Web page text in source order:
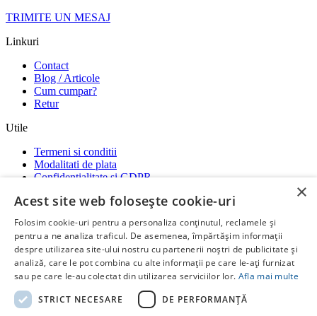
TRIMITE UN MESAJ
Linkuri
Contact
Blog / Articole
Cum cumpar?
Retur
Utile
Termeni si conditii
Modalitati de plata
Confidentialitate si GDPR
ANPC-SOL-SAL
Social media
Ne gasiti si pe platformele:
RatiotermShop Facebook Whatsap
byCreative Stuff
×
Acest site web folosește cookie-uri
Folosim cookie-uri pentru a personaliza conținutul, reclamele și
pentru a ne analiza traficul. De asemenea, împărtășim informații
despre utilizarea site-ului nostru cu partenerii noștri de publicitate și
analiză, care le pot combina cu alte informații pe care le-ați furnizat
sau pe care le-au colectat din utilizarea serviciilor lor. Afla mai multe
STRICT NECESARE
DE PERFORMANȚĂ